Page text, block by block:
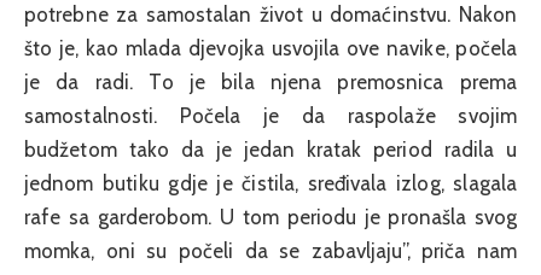
potrebne za samostalan život u domaćinstvu. Nakon
što je, kao mlada djevojka usvojila ove navike, počela
je da radi. To je bila njena premosnica prema
samostalnosti. Počela je da raspolaže svojim
budžetom tako da je jedan kratak period radila u
jednom butiku gdje je čistila, sređivala izlog, slagala
rafe sa garderobom. U tom periodu je pronašla svog
momka, oni su počeli da se zabavljaju”, priča nam